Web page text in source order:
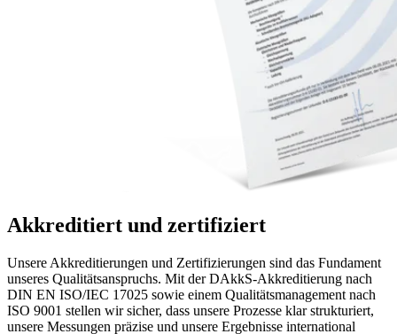
Akkreditiert und zertifiziert
Unsere Akkreditierungen und Zertifizierungen sind das Fundament
unseres Qualitätsanspruchs. Mit der DAkkS-Akkreditierung nach
DIN EN ISO/IEC 17025 sowie einem Qualitätsmanagement nach
ISO 9001 stellen wir sicher, dass unsere Prozesse klar strukturiert,
unsere Messungen präzise und unsere Ergebnisse international